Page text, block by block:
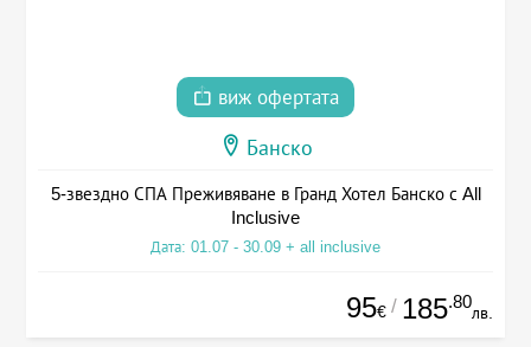
виж офертата
Банско
5-звездно СПА Преживяване в Гранд Хотел Банско с All
Inclusive
Дата: 01.07 - 30.09 + all inclusive
95€ / 185.80
лв.